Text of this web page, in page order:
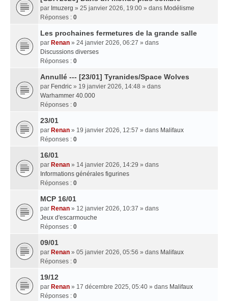
par Imuzerg » 25 janvier 2026, 19:00 » dans Modélisme
Réponses : 0
Les prochaines fermetures de la grande salle
par Renan » 24 janvier 2026, 06:27 » dans
Discussions diverses
Réponses : 0
Annullé --- [23/01] Tyranides/Space Wolves
par Fendric » 19 janvier 2026, 14:48 » dans
Warhammer 40.000
Réponses : 0
23/01
par Renan » 19 janvier 2026, 12:57 » dans Malifaux
Réponses : 0
16/01
par Renan » 14 janvier 2026, 14:29 » dans
Informations générales figurines
Réponses : 0
MCP 16/01
par Renan » 12 janvier 2026, 10:37 » dans
Jeux d'escarmouche
Réponses : 0
09/01
par Renan » 05 janvier 2026, 05:56 » dans Malifaux
Réponses : 0
19/12
par Renan » 17 décembre 2025, 05:40 » dans Malifaux
Réponses : 0